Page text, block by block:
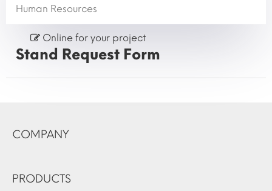
Human Resources
Online for your project
Stand Request Form
COMPANY
PRODUCTS